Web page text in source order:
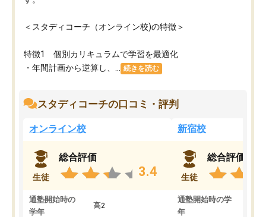
＜スタディコーチ（オンライン校)の特徴＞
特徴1 個別カリキュラムで学習を最適化
・年間計画から逆算し、...
続きを読む
スタディコーチの口コミ・評判
オンライン校
生徒
総合評価
3.4
通塾開始時の
学年
高2
新宿校
生徒
総合評価
通塾開始時の学
年